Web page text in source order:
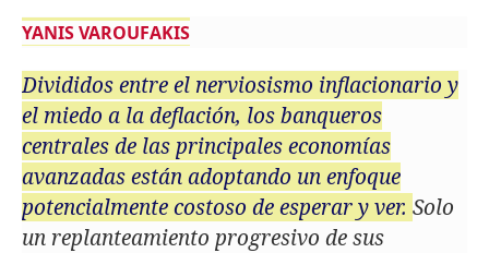
YANIS VAROUFAKIS
Divididos entre el nerviosismo inflacionario y
el miedo a la deflación, los banqueros
centrales de las principales economías
avanzadas están adoptando un enfoque
potencialmente costoso de esperar y ver. Solo
un replanteamiento progresivo de sus